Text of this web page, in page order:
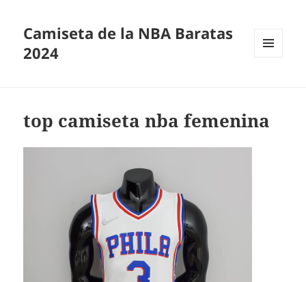
Camiseta de la NBA Baratas
2024
top camiseta nba femenina